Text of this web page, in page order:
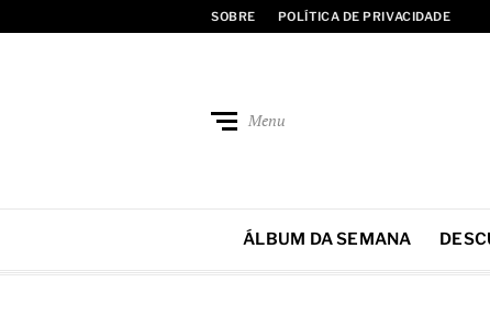
SOBRE POLÍTICA DE PRIVACIDADE
Menu
ÁLBUM DA SEMANA